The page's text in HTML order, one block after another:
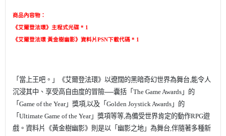
商品內容物：
《艾爾登法環》主程式光碟 * 1
《艾爾登法環 黃金樹幽影》資料片PSN下載代碼 * 1
「當上王吧。」《艾爾登法環》以遼闊的黑暗奇幻世界為舞台,能令人
沉浸其中、享受高自由度的冒險──囊括「The Game Awards」的
「Game ofthe Year」獎項,以及「Golden Joystick Awards」的
「Ultimate Game of the Year」獎項等等,為備受世界肯定的動作RPG遊
戲。資料片《黃金樹幽影》則是以「幽影之地」為舞台,伴隨著多種新